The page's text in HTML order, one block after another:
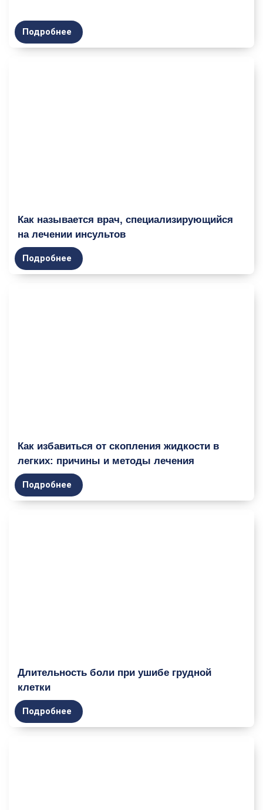
Подробнее
Как называется врач, специализирующийся
на лечении инсультов
Подробнее
Как избавиться от скопления жидкости в
легких: причины и методы лечения
Подробнее
Длительность боли при ушибе грудной
клетки
Подробнее